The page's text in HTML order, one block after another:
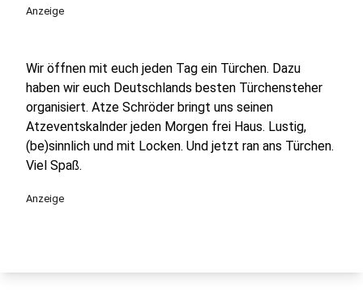
Anzeige
Wir öffnen mit euch jeden Tag ein Türchen. Dazu
haben wir euch Deutschlands besten Türchensteher
organisiert. Atze Schröder bringt uns seinen
Atzeventskalnder jeden Morgen frei Haus. Lustig,
(be)sinnlich und mit Locken. Und jetzt ran ans Türchen.
Viel Spaß.
Anzeige